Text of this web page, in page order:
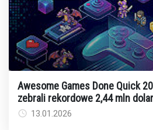
Awesome Games Done Quick
zebrali rekordowe 2,44 mln
13.01.2026